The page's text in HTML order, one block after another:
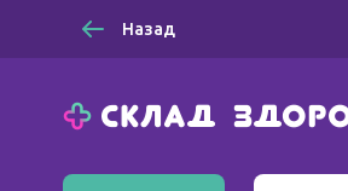
Назад